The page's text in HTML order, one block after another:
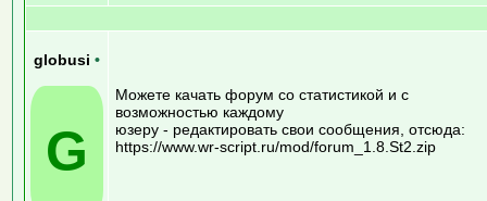
globusi •
G
Можете качать форум со статистикой и с
возможностью каждому
юзеру - редактировать свои сообщения, отсюда:
https://www.wr-script.ru/mod/forum_1.8.St2.zip